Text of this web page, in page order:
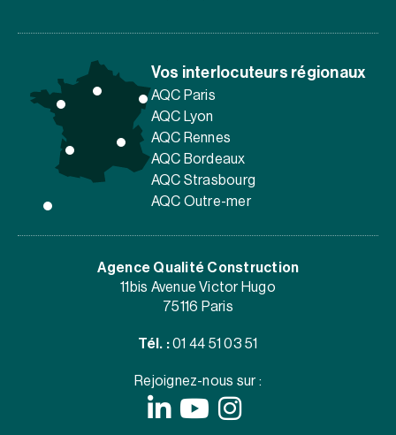
Vos interlocuteurs régionaux
AQC Paris
AQC Lyon
AQC Rennes
AQC Bordeaux
AQC Strasbourg
AQC Outre-mer
Agence Qualité Construction
11bis Avenue Victor Hugo
75116 Paris
Tél. : 01 44 51 03 51
Rejoignez-nous sur :